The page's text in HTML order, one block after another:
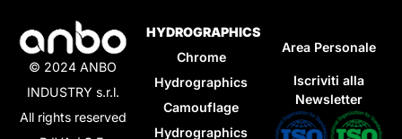
© 2024 ANBO
INDUSTRY s.r.l.
All rights reserved
HYDROGRAPHICS
Chrome
Hydrographics
Camouflage
Hydrographics
Area Personale
Iscriviti alla
Newsletter